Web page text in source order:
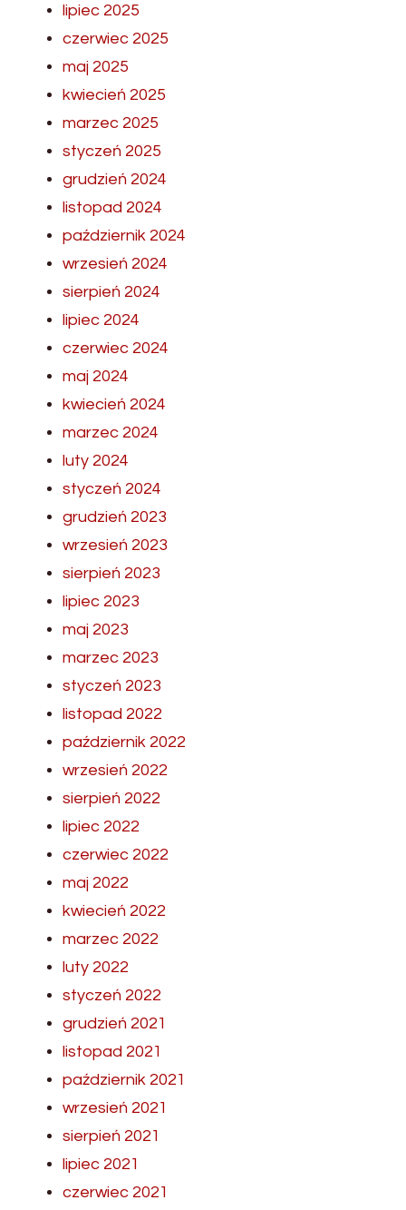
lipiec 2025
czerwiec 2025
maj 2025
kwiecień 2025
marzec 2025
styczeń 2025
grudzień 2024
listopad 2024
październik 2024
wrzesień 2024
sierpień 2024
lipiec 2024
czerwiec 2024
maj 2024
kwiecień 2024
marzec 2024
luty 2024
styczeń 2024
grudzień 2023
wrzesień 2023
sierpień 2023
lipiec 2023
maj 2023
marzec 2023
styczeń 2023
listopad 2022
październik 2022
wrzesień 2022
sierpień 2022
lipiec 2022
czerwiec 2022
maj 2022
kwiecień 2022
marzec 2022
luty 2022
styczeń 2022
grudzień 2021
listopad 2021
październik 2021
wrzesień 2021
sierpień 2021
lipiec 2021
czerwiec 2021